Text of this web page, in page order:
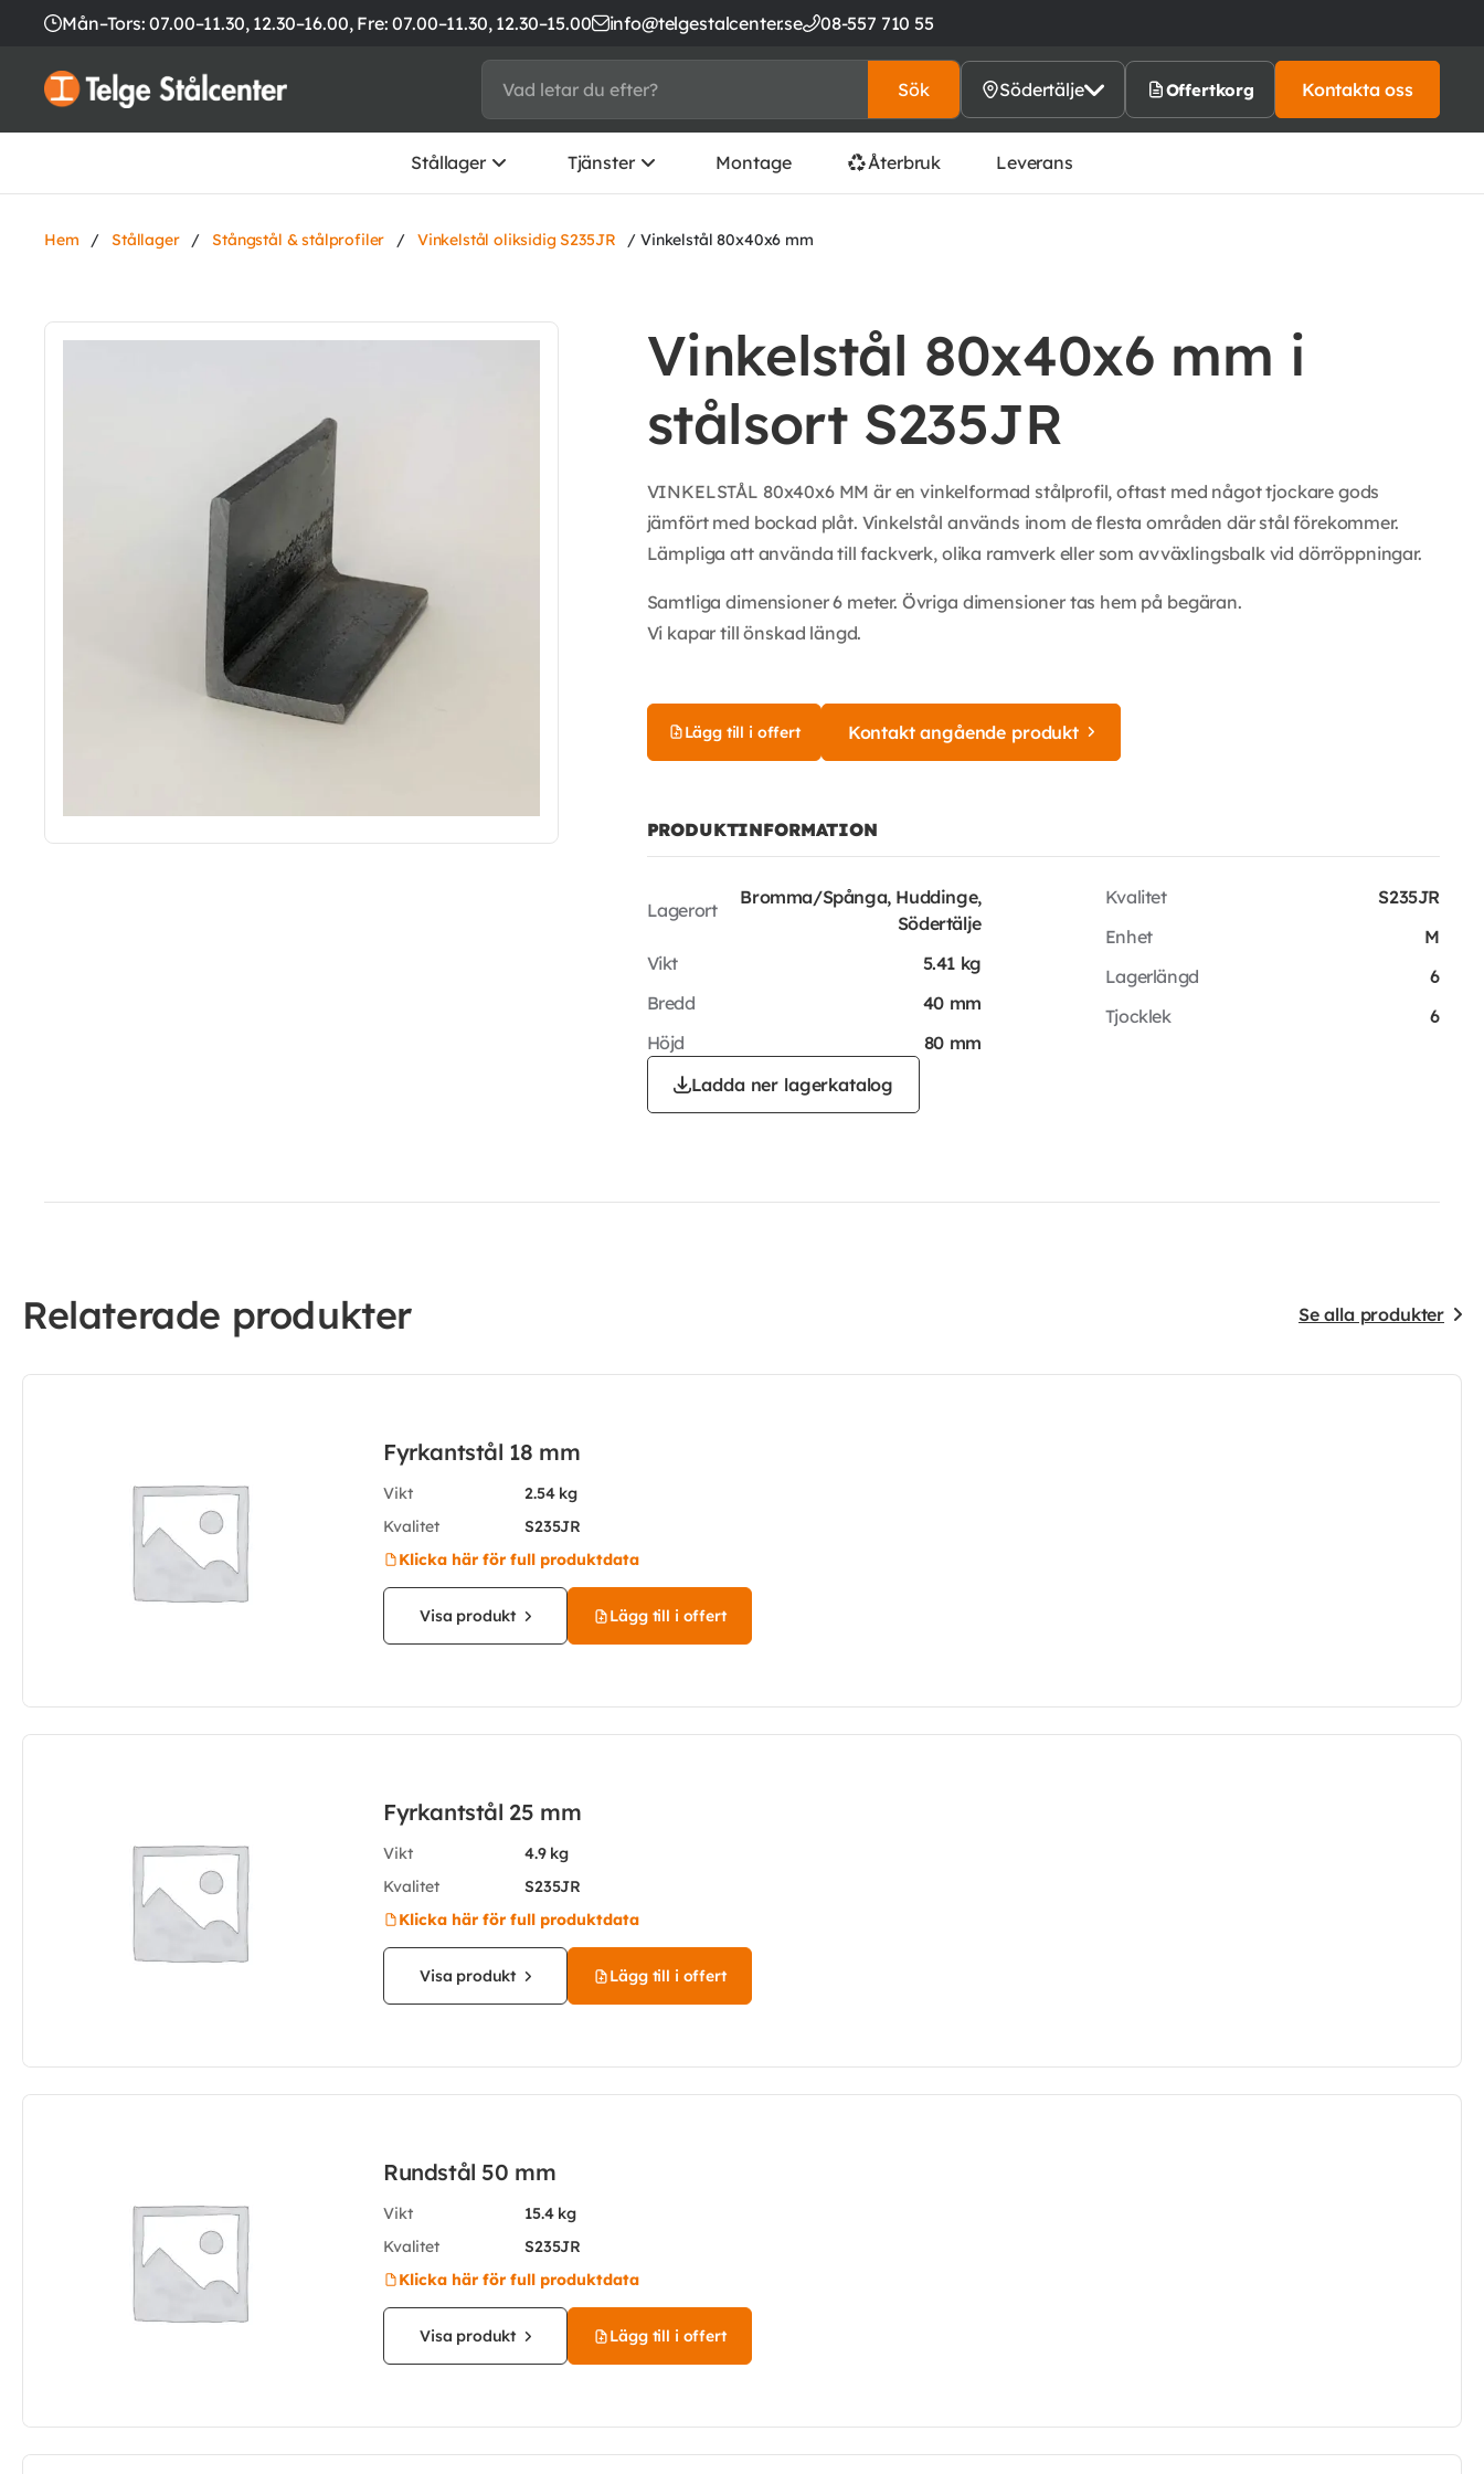
Mån–Tors: 07.00–11.30, 12.30–16.00,Fre: 07.00–11.30, 12.30–15.00 info@telgestalcenter.se 08-557 710 55
Sök Södertälje Offertkorg Kontakta oss
Stållager Tjänster Montage Återbruk Leverans
Hem / Stållager / Stångstål & stålprofiler / Vinkelstål oliksidig S235JR / Vinkelstål 80x40x6 mm
Vinkelstål 80x40x6 mm i
stålsort S235JR
VINKELSTÅL 80x40x6 MM är en vinkelformad stålprofil, oftast med något tjockare gods
jämfört med bockad plåt. Vinkelstål används inom de flesta områden där stål förekommer.
Lämpliga att använda till fackverk, olika ramverk eller som avväxlingsbalk vid dörröppningar.
Samtliga dimensioner 6 meter. Övriga dimensioner tas hem på begäran.
Vi kapar till önskad längd.
Lägg till i offert Kontakt angående produkt
PRODUKTINFORMATION
Lagerort
Bromma/Spånga, Huddinge,
Södertälje
Vikt
5.41 kg
Bredd
40 mm
Höjd
80 mm
Kvalitet
S235JR
Enhet
M
Lagerlängd
6
Tjocklek
6
Ladda ner lagerkatalog
Relaterade produkter Se alla produkter
Fyrkantstål 18 mm
Vikt
2.54 kg
Kvalitet
S235JR
Klicka här för full produktdata
Visa produkt Lägg till i offert
Fyrkantstål 25 mm
Vikt
4.9 kg
Kvalitet
S235JR
Klicka här för full produktdata
Visa produkt Lägg till i offert
Rundstål 50 mm
Vikt
15.4 kg
Kvalitet
S235JR
Klicka här för full produktdata
Visa produkt Lägg till i offert